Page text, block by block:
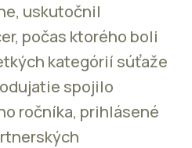
uskutočnil
počas ktorého boli
kategórií súťaže
spojilo
ročníka, prihlásené